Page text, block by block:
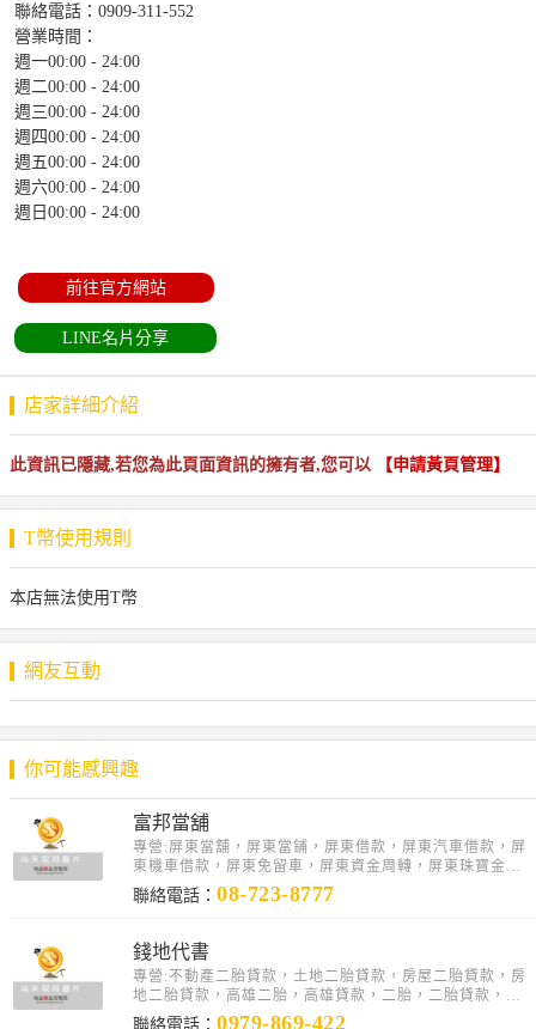
聯絡電話： 0909-311-552
營業時間：
週一00:00 - 24:00
週二00:00 - 24:00
週三00:00 - 24:00
週四00:00 - 24:00
週五00:00 - 24:00
週六00:00 - 24:00
週日00:00 - 24:00
前往官方網站
LINE名片分享
店家詳細介紹
此資訊已隱藏,若您為此頁面資訊的擁有者,您可以 【申請黃頁管理】
T幣使用規則
本店無法使用T幣
網友互動
你可能感興趣
富邦當舖
專營:屏東當舖，屏東當鋪，屏東借款，屏東汽車借款，屏
東機車借款，屏東免留車，屏東資金周轉，屏東珠寶金飾
黃金借款，屏東工商融資，屏東轉當降息，屏東房屋一..
聯絡電話： 08-723-8777
錢地代書
專營:不動產二胎貸款，土地二胎貸款，房屋二胎貸款，房
地二胎貸款，高雄二胎，高雄貸款，二胎，二胎貸款，民
間二胎，民間貸款，房地貸款，二胎房貸貸款，信用貸..
聯絡電話： 0979-869-422